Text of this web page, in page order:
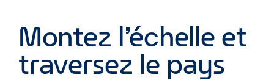
Montez l’échelle et
traversez le pays